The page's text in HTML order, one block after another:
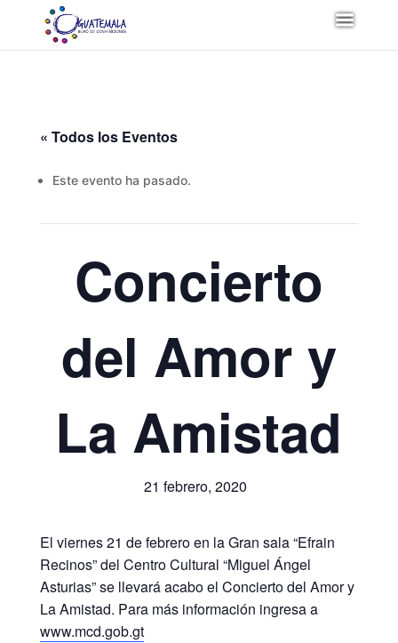
« Todos los Eventos
Este evento ha pasado.
Concierto
del Amor y
La Amistad
21 febrero, 2020
El viernes 21 de febrero en la Gran sala “Efrain
Recinos” del Centro Cultural “Miguel Ángel
Asturias” se llevará acabo el Concierto del Amor y
La Amistad. Para más información ingresa a
www.mcd.gob.gt